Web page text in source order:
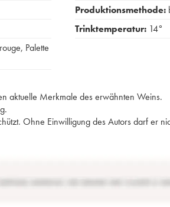
, Palette
Produktionsmethode:
Trinktemperatur: 14°
aktuelle Merkmale des erwähnten Weins.
Ohne Einwilligung des Autors darf er